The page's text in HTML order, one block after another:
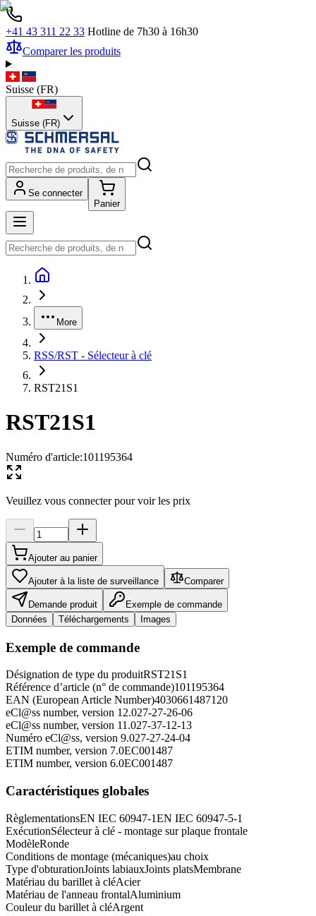
+41 43 311 22 33 Hotline de 7h30 à 16h30
Comparer les produits
Suisse (FR)
Suisse (FR)
Se connecter
Panier
More
RSS/RST - Sélecteur à clé
RST21S1
RST21S1
Numéro d'article:101195364
Veuillez vous connecter pour voir les prix
Ajouter au panier
Ajouter à la liste de surveillance Comparer
Demande produit
Exemple de commande
Données
Téléchargements Images
Exemple de commande
Désignation de type du produitRST21S1
Référence d’article (n° de commande)101195364
EAN (European Article Number)4030661487120
eCl@ss number, version 12.027-27-26-06
eCl@ss number, version 11.027-37-12-13
Numéro eCl@ss, version 9.027-27-24-04
ETIM number, version 7.0EC001487
ETIM number, version 6.0EC001487
Caractéristiques globales
RèglementationsEN IEC 60947-1EN IEC 60947-5-1
ExécutionSélecteur à clé - montage sur plaque frontale
ModèleRonde
Conditions de montage (mécaniques)au choix
Type d'obturationJoints labiauxJoints platsMembrane
Matériau du barillet à cléAcier
Matériau de l'anneau frontalAluminium
Couleur du barillet à cléArgent